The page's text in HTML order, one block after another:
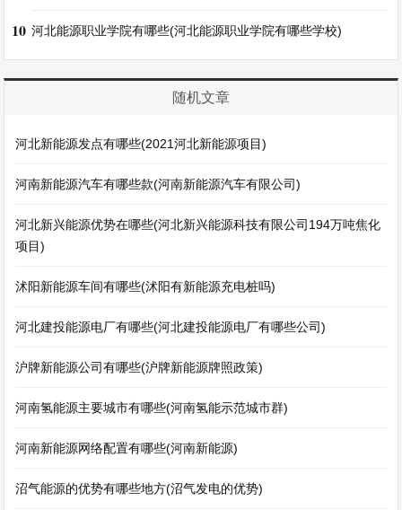
10 河北能源职业学院有哪些(河北能源职业学院有哪些学校)
随机文章
河北新能源发点有哪些(2021河北新能源项目)
河南新能源汽车有哪些款(河南新能源汽车有限公司)
河北新兴能源优势在哪些(河北新兴能源科技有限公司194万吨焦化
项目)
沭阳新能源车间有哪些(沭阳有新能源充电桩吗)
河北建投能源电厂有哪些(河北建投能源电厂有哪些公司)
沪牌新能源公司有哪些(沪牌新能源牌照政策)
河南氢能源主要城市有哪些(河南氢能示范城市群)
河南新能源网络配置有哪些(河南新能源)
沼气能源的优势有哪些地方(沼气发电的优势)